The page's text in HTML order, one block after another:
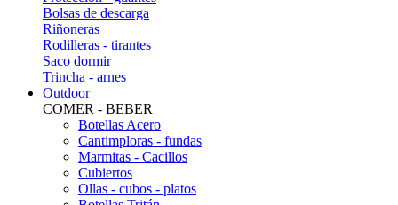
Bolsas de descarga
Riñoneras
Rodilleras - tirantes
Saco dormir
Trincha - arnes
Outdoor
COMER - BEBER
Botellas Acero
Cantimploras - fundas
Marmitas - Cacillos
Cubiertos
Ollas - cubos - platos